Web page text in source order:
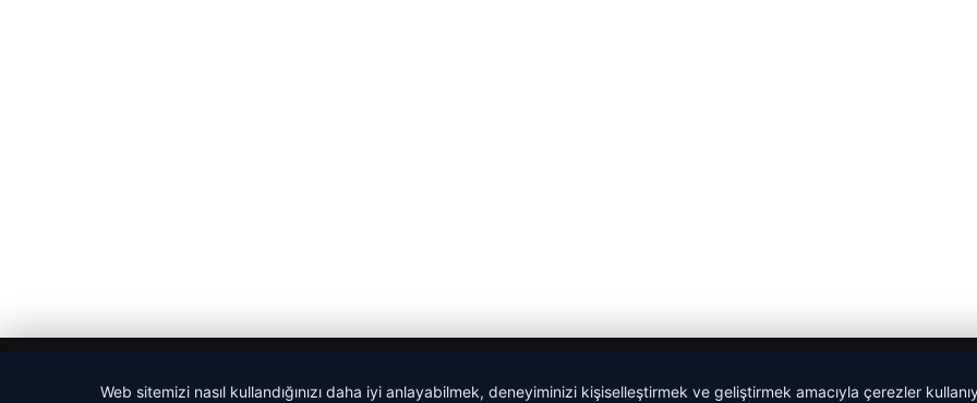
Web sitemizi nasıl kullandığınızı daha iyi anlayabilmek, deneyiminizi kişiselleştirmek ve geliştirmek amacıyla çerezler